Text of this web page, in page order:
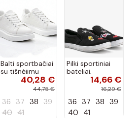
Balti sportbačiai
su tišnėjimu
Peyton40,28 €
44,75 €
36 37 38 39
40 41
Pilki sportiniai
bateliai,
„Justice"14,66 €
16,29 €
36 37 38 39
40 41